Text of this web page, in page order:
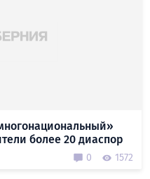
более 20 диаспор
0 1572